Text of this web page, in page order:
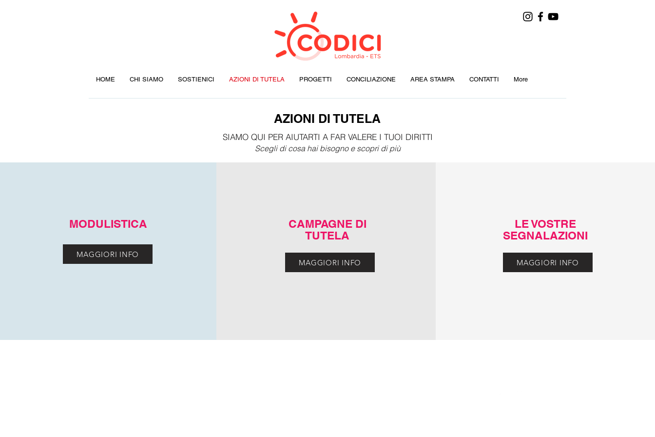
HOME CHI SIAMO SOSTIENICI AZIONI DI TUTELA PROGETTI CONCILIAZIONE AREA STAMPA CONTATTI More
AZIONI DI TUTELA
SIAMO QUI PER AIUTARTI A FAR VALERE I TUOI DIRITTI
Scegli di cosa hai bisogno e scopri di più
MODULISTICA
MAGGIORI INFO
CAMPAGNE DI
TUTELA
MAGGIORI INFO
LE VOSTRE
SEGNALAZIONI
MAGGIORI INFO